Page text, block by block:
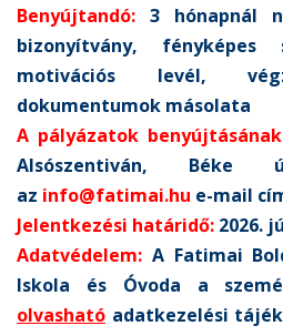
Benyújtandó: 3 hónapnál
bizonyítvány, fényképes
motivációs levél,
dokumentumok másolata
A pályázatok
Alsószentiván,
az info@fatimai.hu e-mail
Jelentkezési határidő: 2026.
Adatvédelem: A Fatimai
Iskola és Óvoda a
olvasható adatkezelési